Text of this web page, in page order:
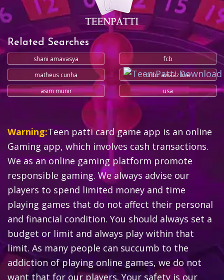
Related Searches
shani amavasya
fcb
matheus cunha
cnbc awaaz live
asim munir
usa
Warning:Teen patti card game app is an online
Gaming app, which involves cash transactions.
We as an online gaming platform promote
responsible gaming. We always advise our
players to spend limited money and time
playing games that do not affect their personal
and financial condition. You should always set a
budget or limit and always play within that
limit. As many people can succumb to the
addiction of playing online games, we do not
want that for our players. Your safety is our